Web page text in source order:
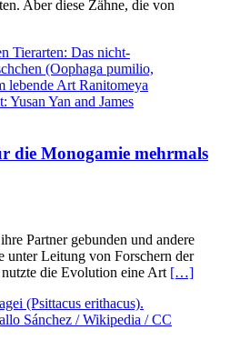
Aber diese Zähne, die von
die Monogamie mehrmals
Partner gebunden und andere
unter Leitung von Forschern der
die Evolution eine Art […]